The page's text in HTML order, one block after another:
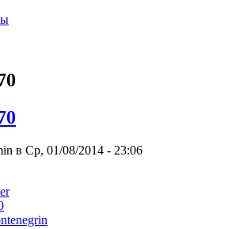
в Ср, 01/08/2014 - 23:06